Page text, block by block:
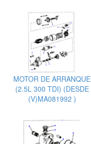
MOTOR DE ARRANQUE
(2.5L 300 TDI) (DESDE
(V)MA081992 )